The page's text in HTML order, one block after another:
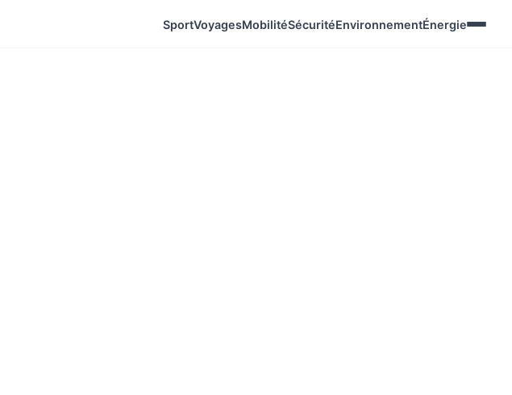
SportVoyagesMobilitéSécuritéEnvironnementÉnergie